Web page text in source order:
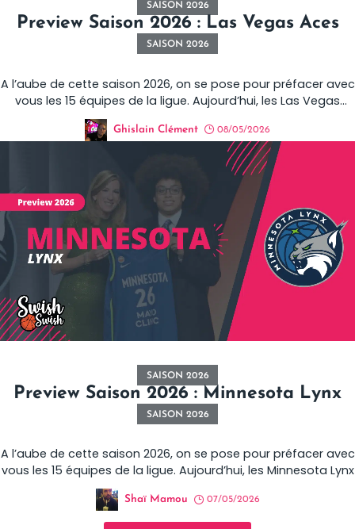
SAISON 2026
Preview Saison 2026 : Las Vegas Aces
SAISON 2026
A l’aube de cette saison 2026, on se pose pour préfacer avec
vous les 15 équipes de la ligue. Aujourd’hui, les Las Vegas
Ghislain Clément 08/05/2026
SAISON 2026
Preview Saison 2026 : Minnesota Lynx
SAISON 2026
A l’aube de cette saison 2026, on se pose pour préfacer avec
vous les 15 équipes de la ligue. Aujourd’hui, les Minnesota Lynx
Shaï Mamou 07/05/2026